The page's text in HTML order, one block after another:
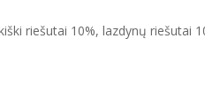
riešutai 10%, lazdynų riešutai